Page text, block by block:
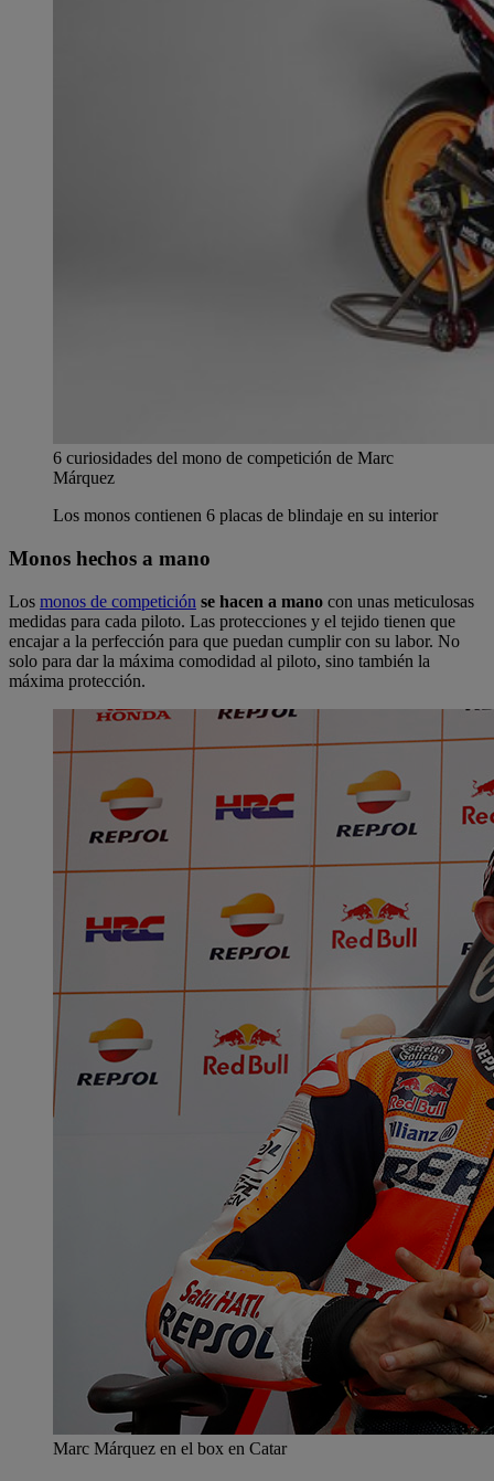
6 curiosidades del mono de competición de Marc
Márquez
Los monos contienen 6 placas de blindaje en su interior
Monos hechos a mano
Los monos de competición se hacen a mano con unas meticulosas
medidas para cada piloto. Las protecciones y el tejido tienen que
encajar a la perfección para que puedan cumplir con su labor. No
solo para dar la máxima comodidad al piloto, sino también la
máxima protección.
Marc Márquez en el box en Catar